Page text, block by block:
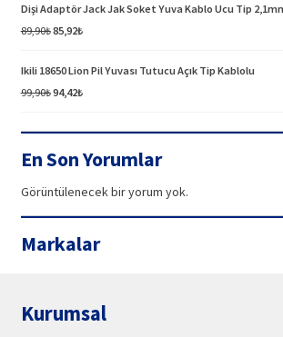
Dişi Adaptör Jack Jak Soket Yuva Kablo Ucu Tip
89,90₺Orijinal
85,92₺Şu
Ikili 18650 Lion Pil Yuvası Tutucu Açık Tip Kablolu
99,90₺Orijinal
94,42₺Şu
En Son Yorumlar
Görüntülenecek bir yorum yok.
Markalar
Kurumsal